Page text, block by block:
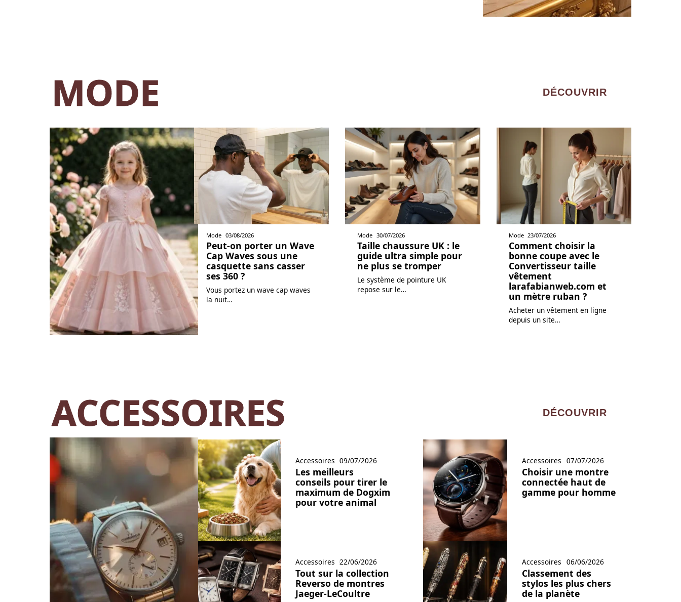
MODE DÉCOUVRIR
Mode 03/08/2026
Peut-on porter un Wave
Cap Waves sous une
casquette sans casser
ses 360 ?
Vous portez un wave cap waves
la nuit…
Mode 30/07/2026
Taille chaussure UK : le
guide ultra simple pour
ne plus se tromper
Le système de pointure UK
repose sur le…
Mode 23/07/2026
Comment choisir la
bonne coupe avec le
Convertisseur taille
vêtement
larafabianweb.com et
un mètre ruban ?
Acheter un vêtement en ligne
depuis un site…
ACCESSOIRES DÉCOUVRIR
Accessoires 09/07/2026
Les meilleurs
conseils pour tirer le
maximum de Dogxim
pour votre animal
Accessoires 07/07/2026
Choisir une montre
connectée haut de
gamme pour homme
Accessoires 22/06/2026
Tout sur la collection
Reverso de montres
Jaeger-LeCoultre
Accessoires 06/06/2026
Classement des
stylos les plus chers
de la planète